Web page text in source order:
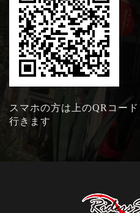
スマホの方は上のQRコー
行きます